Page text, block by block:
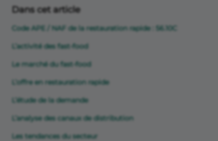
Dans cet article
Code APE / NAF de la restauration rapide : 56.10C
L’activité des fast-food
Le marché du fast-food
L’offre en restauration rapide
L’étude de la demande
L’analyse des canaux de distribution
Les tendances du secteur